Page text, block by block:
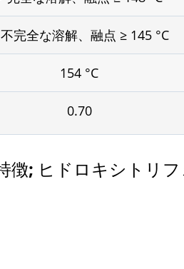
完全な溶解、融点 ≥ 145 °C
154 °C
0.70
徴; ヒドロキシトリ